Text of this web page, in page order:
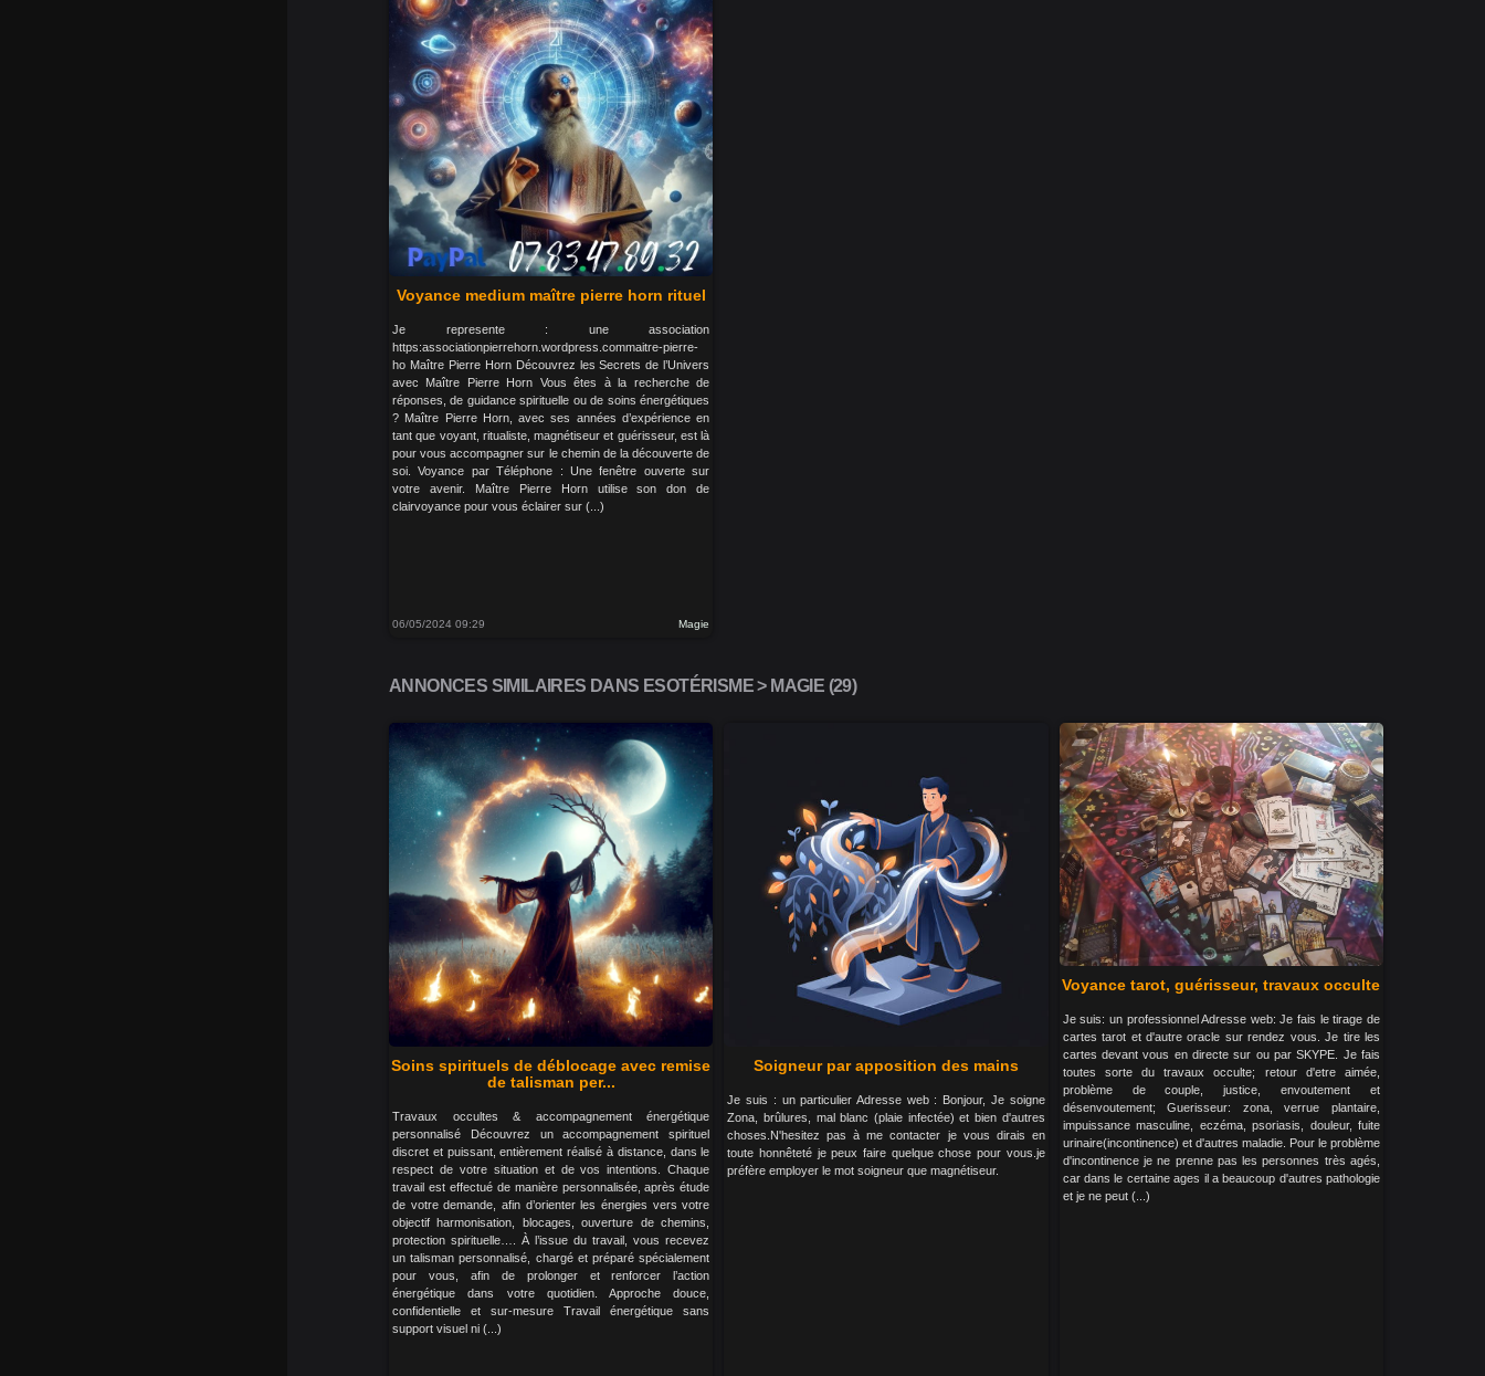
Voyance medium maître pierre horn rituel
Je represente : une association
https:associationpierrehorn.wordpress.commaitre-pierre-
ho Maître Pierre Horn Découvrez les Secrets de l’Univers
avec Maître Pierre Horn Vous êtes à la recherche de
réponses, de guidance spirituelle ou de soins énergétiques
? Maître Pierre Horn, avec ses années d’expérience en
tant que voyant, ritualiste, magnétiseur et guérisseur, est là
pour vous accompagner sur le chemin de la découverte de
soi. Voyance par Téléphone : Une fenêtre ouverte sur
votre avenir. Maître Pierre Horn utilise son don de
clairvoyance pour vous éclairer sur (...)
06/05/2024 09:29 Magie
ANNONCES SIMILAIRES DANS ESOTÉRISME > MAGIE (29)
Soins spirituels de déblocage avec remise
de talisman per...
Travaux occultes & accompagnement énergétique
personnalisé Découvrez un accompagnement spirituel
discret et puissant, entièrement réalisé à distance, dans le
respect de votre situation et de vos intentions. Chaque
travail est effectué de manière personnalisée, après étude
de votre demande, afin d’orienter les énergies vers votre
objectif harmonisation, blocages, ouverture de chemins,
protection spirituelle…. À l’issue du travail, vous recevez
un talisman personnalisé, chargé et préparé spécialement
pour vous, afin de prolonger et renforcer l’action
énergétique dans votre quotidien. Approche douce,
confidentielle et sur-mesure Travail énergétique sans
support visuel ni (...)
Soigneur par apposition des mains
Je suis : un particulier Adresse web : Bonjour, Je soigne
Zona, brûlures, mal blanc (plaie infectée) et bien d'autres
choses.N'hesitez pas à me contacter je vous dirais en
toute honnêteté je peux faire quelque chose pour vous.je
préfère employer le mot soigneur que magnétiseur.
Voyance tarot, guérisseur, travaux occulte
Je suis: un professionnel Adresse web: Je fais le tirage de
cartes tarot et d'autre oracle sur rendez vous. Je tire les
cartes devant vous en directe sur ou par SKYPE. Je fais
toutes sorte du travaux occulte; retour d'etre aimée,
problème de couple, justice, envoutement et
désenvoutement; Guerisseur: zona, verrue plantaire,
impuissance masculine, eczéma, psoriasis, douleur, fuite
urinaire(incontinence) et d'autres maladie. Pour le problème
d'incontinence je ne prenne pas les personnes très agés,
car dans le certaine ages il a beaucoup d'autres pathologie
et je ne peut (...)